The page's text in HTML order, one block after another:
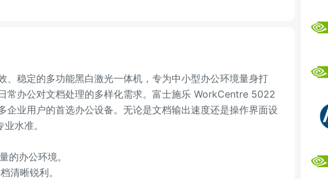
稳定的多功能黑白激光一体机，专为中小型办公环境量身打
常办公对文档处理的多样化需求。富士施乐 WorkCentre 5022
业用户的首选办公设备。无论是文档输出速度还是操作界面设
水准。
的办公环境。
清晰锐利。